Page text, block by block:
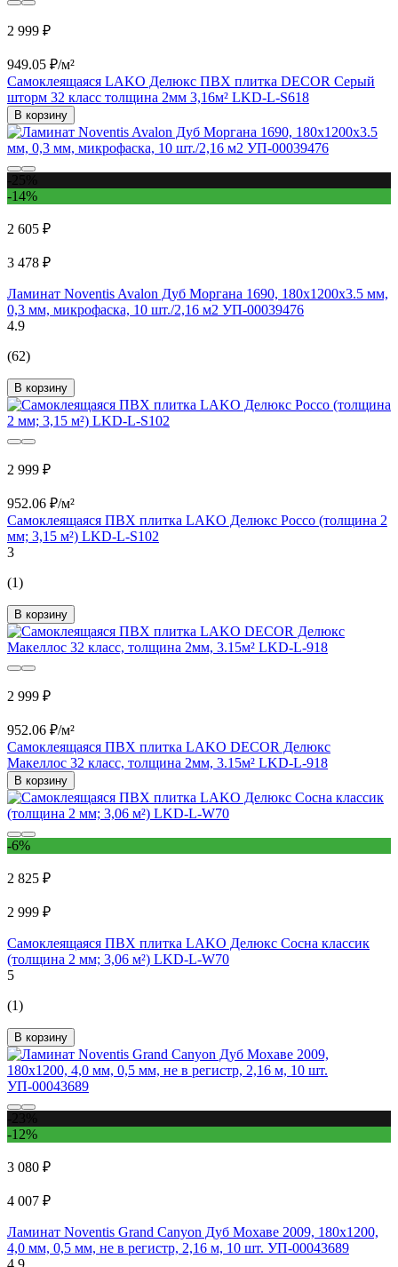
2 999 ₽
949.05 ₽/м²
Самоклеящаяся LAKO Делюкс ПВХ плитка DECOR Серый
шторм 32 класс толщина 2мм 3,16м² LKD-L-S618
В корзину
-14%
2 605 ₽
3 478 ₽
Ламинат Noventis Avalon Дуб Моргана 1690, 180x1200х3.5 мм,
0,3 мм, микрофаска, 10 шт./2,16 м2 УП-00039476
4.9
(62)
В корзину
2 999 ₽
952.06 ₽/м²
Самоклеящаяся ПВХ плитка LAKO Делюкс Россо (толщина 2
мм; 3,15 м²) LKD-L-S102
3
(1)
В корзину
2 999 ₽
952.06 ₽/м²
Самоклеящаяся ПВХ плитка LAKO DECOR Делюкс
Макеллос 32 класс, толщина 2мм, 3.15м² LKD-L-918
В корзину
-6%
2 825 ₽
2 999 ₽
Самоклеящаяся ПВХ плитка LAKO Делюкс Сосна классик
(толщина 2 мм; 3,06 м²) LKD-L-W70
5
(1)
В корзину
-12%
3 080 ₽
4 007 ₽
Ламинат Noventis Grand Сanyon Дуб Мохаве 2009, 180x1200,
4,0 мм, 0,5 мм, не в регистр, 2,16 м, 10 шт. УП-00043689